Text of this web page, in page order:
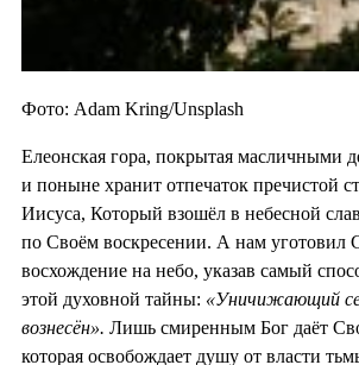
Фото: Adam Kring/Unsplash
Елеонская гора, покрытая масличными
и поныне хранит отпечаток пречистой
Иисуса, Который взошёл в небесной
по Своём воскресении. А нам уготовил
восхождение на небо, указав самый
этой духовной тайны: «Уничижающий
вознесён». Лишь смиренным Бог даёт
которая освобождает душу от власти